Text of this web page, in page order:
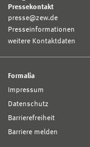
Pressekontakt
presse@zew.de
Presseinformationen
weitere Kontaktdaten
Formalia
Impressum
Datenschutz
Barrierefreiheit
Barriere melden